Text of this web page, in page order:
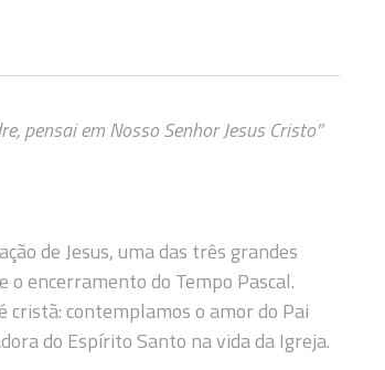
pensai em Nosso Senhor Jesus Cristo”
de Jesus, uma das três grandes
o encerramento do Tempo Pascal.
contemplamos o amor do Pai
do Espírito Santo na vida da Igreja.